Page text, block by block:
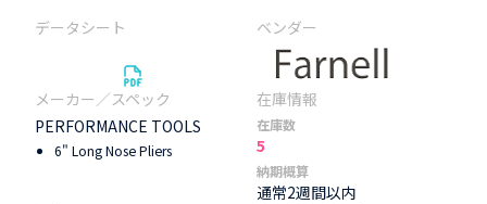
PERFORMANCE TOOLS
6" Long Nose Pliers
在庫数
5
納期概算
通常2週間以内